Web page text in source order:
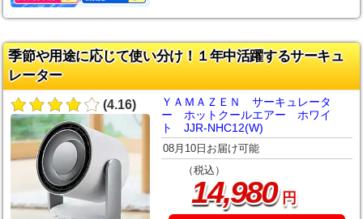
季節や用途に応じて使い分け！１年中活躍するサーキュ
レーター
(4.16)
ＹＡＭＡＺＥＮ サーキュレータ
ー ホットクールエアー ホワイ
ト JJR-NHC12(W)
08月10日お届け可能
（税込）
14,980円